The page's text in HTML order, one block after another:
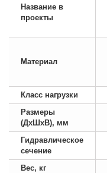
Название в
проекты
Материал
Класс нагрузки
Размеры
(ДхШхВ), мм
Гидравлическое
сечение
Вес, кг